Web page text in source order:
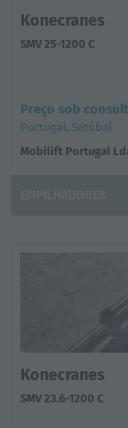
Konecranes
SMV 25-1200 C
Preço sob
Portugal, Setúbal
Mobilift Portugal
Konecranes
SMV 23.6-1200 C